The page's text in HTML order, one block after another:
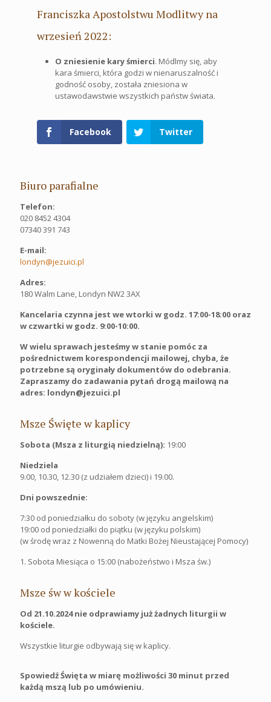
Franciszka Apostolstwu Modlitwy na
wrzesień 2022:
O zniesienie kary śmierci. Módlmy się, aby
kara śmierci, która godzi w nienaruszalność i
godność osoby, została zniesiona w
ustawodawstwie wszystkich państw świata.
Facebook Twitter
Biuro parafialne
Telefon:
020 8452 4304
07340 391 743
E-mail:
londyn@jezuici.pl
Adres:
180 Walm Lane, Londyn NW2 3AX
Kancelaria czynna jest we wtorki w godz. 17:00-18:00 oraz
w czwartki w godz. 9:00-10:00.
W wielu sprawach jesteśmy w stanie pomóc za
pośrednictwem korespondencji mailowej, chyba, że
potrzebne są oryginały dokumentów do odebrania.
Zapraszamy do zadawania pytań drogą mailową na
adres: londyn@jezuici.pl
Msze Święte w kaplicy
Sobota (Msza z liturgią niedzielną): 19:00
Niedziela
9.00, 10.30, 12.30 (z udziałem dzieci) i 19.00.
Dni powszednie:
7:30 od poniedziałku do soboty (w języku angielskim)
19:00 od poniedziałki do piątku (w języku polskim)
(w środę wraz z Nowenną do Matki Bożej Nieustającej Pomocy)
1. Sobota Miesiąca o 15:00 (nabożeństwo i Msza św.)
Msze św w kościele
Od 21.10.2024 nie odprawiamy już żadnych liturgii w
kościele.
Wszystkie liturgie odbywają się w kaplicy.
Spowiedź Święta w miarę możliwości 30 minut przed
każdą mszą lub po umówieniu.